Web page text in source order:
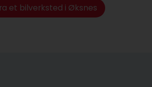
et bilverksted i Øksnes